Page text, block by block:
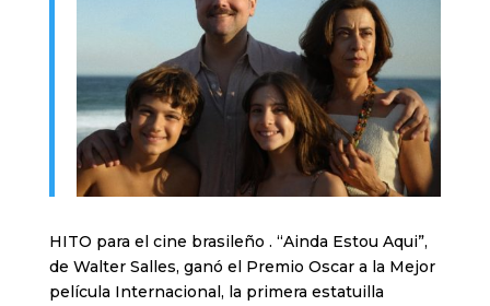
HITO para el cine brasileño . “Ainda Estou Aqui”,
de Walter Salles, ganó el Premio Oscar a la Mejor
película Internacional, la primera estatuilla